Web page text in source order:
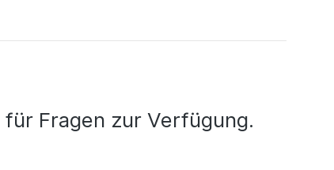
Fragen zur Verfügung.